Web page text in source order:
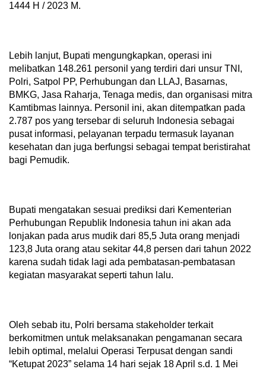
1444 H / 2023 M.
Lebih lanjut, Bupati mengungkapkan, operasi ini
melibatkan 148.261 personil yang terdiri dari unsur TNI,
Polri, Satpol PP, Perhubungan dan LLAJ, Basarnas,
BMKG, Jasa Raharja, Tenaga medis, dan organisasi mitra
Kamtibmas lainnya. Personil ini, akan ditempatkan pada
2.787 pos yang tersebar di seluruh Indonesia sebagai
pusat informasi, pelayanan terpadu termasuk layanan
kesehatan dan juga berfungsi sebagai tempat beristirahat
bagi Pemudik.
Bupati mengatakan sesuai prediksi dari Kementerian
Perhubungan Republik Indonesia tahun ini akan ada
lonjakan pada arus mudik dari 85,5 Juta orang menjadi
123,8 Juta orang atau sekitar 44,8 persen dari tahun 2022
karena sudah tidak lagi ada pembatasan-pembatasan
kegiatan masyarakat seperti tahun lalu.
Oleh sebab itu, Polri bersama stakeholder terkait
berkomitmen untuk melaksanakan pengamanan secara
lebih optimal, melalui Operasi Terpusat dengan sandi
“Ketupat 2023” selama 14 hari sejak 18 April s.d. 1 Mei